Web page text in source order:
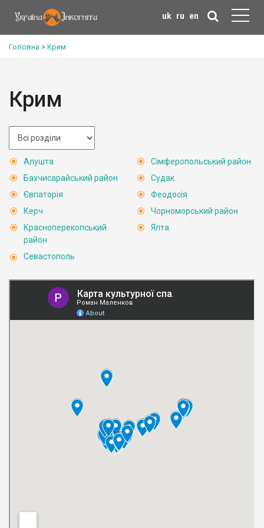
uk ru en
Головна > Крим
Крим
Алушта
Бахчисарайський район
Євпаторія
Керч
Красноперекопський
район
Севастополь
Сімферопольський район
Судак
Феодосія
Чорноморський район
Ялта